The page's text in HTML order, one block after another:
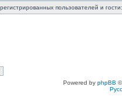
пользователей и
Powered by phpBB